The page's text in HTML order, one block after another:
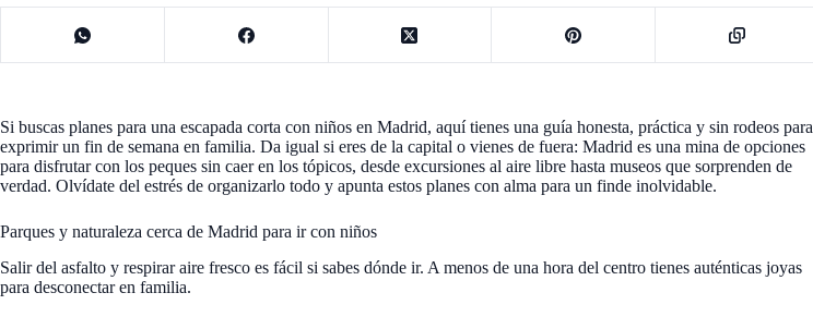
Si buscas planes para una escapada corta con niños en Madrid, aquí tienes una guía honesta, práctica y sin rodeos para
exprimir un fin de semana en familia. Da igual si eres de la capital o vienes de fuera: Madrid es una mina de opciones
para disfrutar con los peques sin caer en los tópicos, desde excursiones al aire libre hasta museos que sorprenden de
verdad. Olvídate del estrés de organizarlo todo y apunta estos planes con alma para un finde inolvidable.
Parques y naturaleza cerca de Madrid para ir con niños
Salir del asfalto y respirar aire fresco es fácil si sabes dónde ir. A menos de una hora del centro tienes auténticas joyas
para desconectar en familia.